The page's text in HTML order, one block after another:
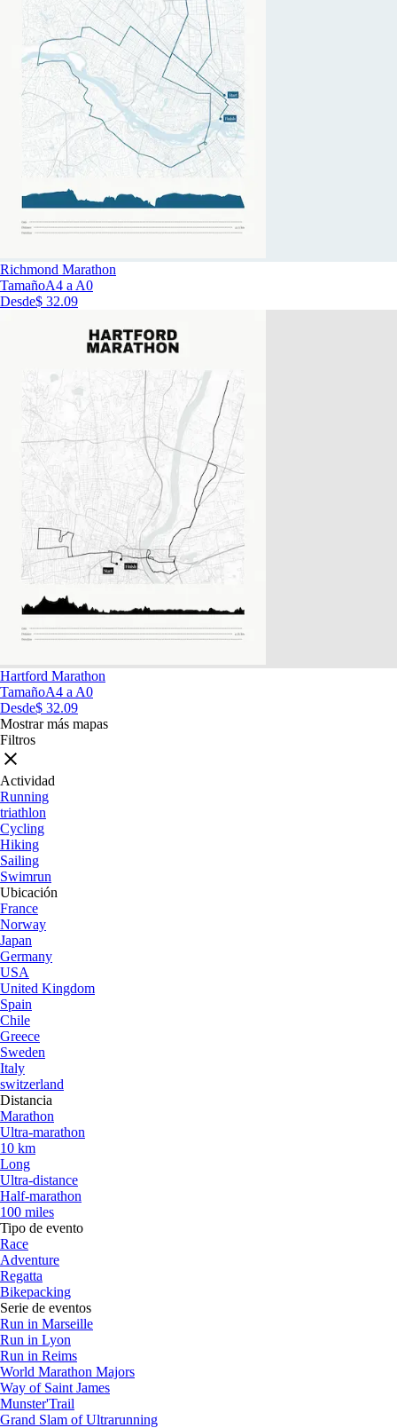
Richmond Marathon
TamañoA4 a A0
Desde$ 32.09
Hartford Marathon
TamañoA4 a A0
Desde$ 32.09
Mostrar más mapas
Filtros
Actividad
Running
triathlon
Cycling
Hiking
Sailing
Swimrun
Ubicación
France
Norway
Japan
Germany
USA
United Kingdom
Spain
Chile
Greece
Sweden
Italy
switzerland
Distancia
Marathon
Ultra-marathon
10 km
Long
Ultra-distance
Half-marathon
100 miles
Tipo de evento
Race
Adventure
Regatta
Bikepacking
Serie de eventos
Run in Marseille
Run in Lyon
Run in Reims
World Marathon Majors
Way of Saint James
Munster'Trail
Grand Slam of Ultrarunning